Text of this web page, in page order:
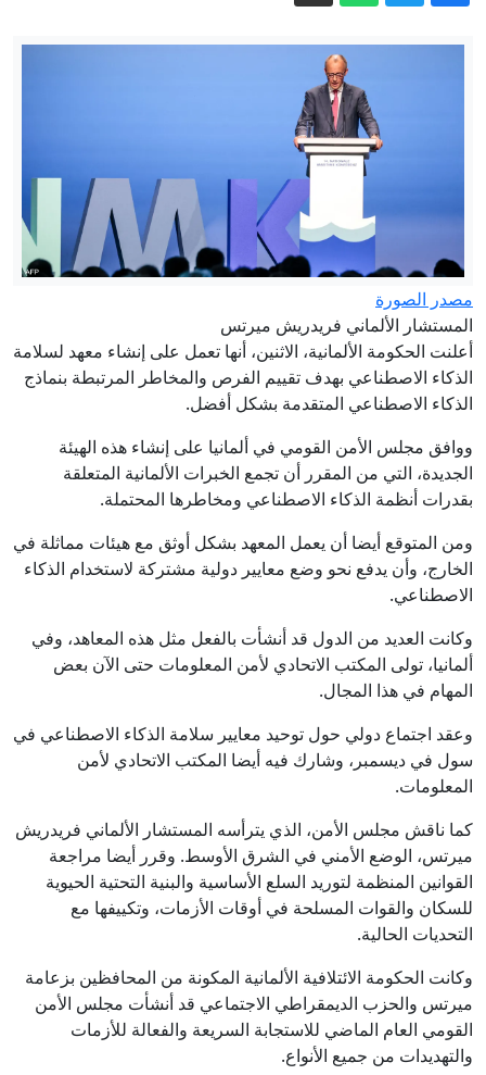
وعراقجي يتحدث عن تبادل رسائل مع
طريق الموت.. رحلة موريتاني إلى آخر
السعوديون يرفضون الاتفاقيات الإبراهيمية -
وول ستريت جورنال
توترات باب المندب تضع اقتصاد جيبوتي
دون تدخل بشري.. بلدية دبي تطلق
مشروعاً مبتكراً لإصدار تراخيص البناء
بالذكاء الاصطناعي
مصدر الصورة
المستشار الألماني فريدريش ميرتس
أعلنت الحكومة الألمانية، الاثنين، أنها تعمل على إنشاء معهد لسلامة
الذكاء الاصطناعي بهدف تقييم الفرص والمخاطر المرتبطة بنماذج
الذكاء الاصطناعي المتقدمة بشكل أفضل.
ووافق مجلس الأمن القومي في ألمانيا على إنشاء هذه الهيئة
الجديدة، التي من المقرر أن تجمع الخبرات الألمانية المتعلقة
بقدرات أنظمة الذكاء الاصطناعي ومخاطرها المحتملة.
ومن المتوقع أيضا أن يعمل المعهد بشكل أوثق مع هيئات مماثلة في
الخارج، وأن يدفع نحو وضع معايير دولية مشتركة لاستخدام الذكاء
الاصطناعي.
وكانت العديد من الدول قد أنشأت بالفعل مثل هذه المعاهد، وفي
ألمانيا، تولى المكتب الاتحادي لأمن المعلومات حتى الآن بعض
المهام في هذا المجال.
وعقد اجتماع دولي حول توحيد معايير سلامة الذكاء الاصطناعي في
سول في ديسمبر، وشارك فيه أيضا المكتب الاتحادي لأمن
المعلومات.
كما ناقش مجلس الأمن، الذي يترأسه المستشار الألماني فريدريش
ميرتس، الوضع الأمني في الشرق الأوسط. وقرر أيضا مراجعة
القوانين المنظمة لتوريد السلع الأساسية والبنية التحتية الحيوية
للسكان والقوات المسلحة في أوقات الأزمات، وتكييفها مع
التحديات الحالية.
وكانت الحكومة الائتلافية الألمانية المكونة من المحافظين بزعامة
ميرتس والحزب الديمقراطي الاجتماعي قد أنشأت مجلس الأمن
القومي العام الماضي للاستجابة السريعة والفعالة للأزمات
والتهديدات من جميع الأنواع.